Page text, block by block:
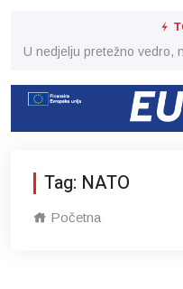
U nedjelju pretežno vedro,
Tag: NATO
Početna